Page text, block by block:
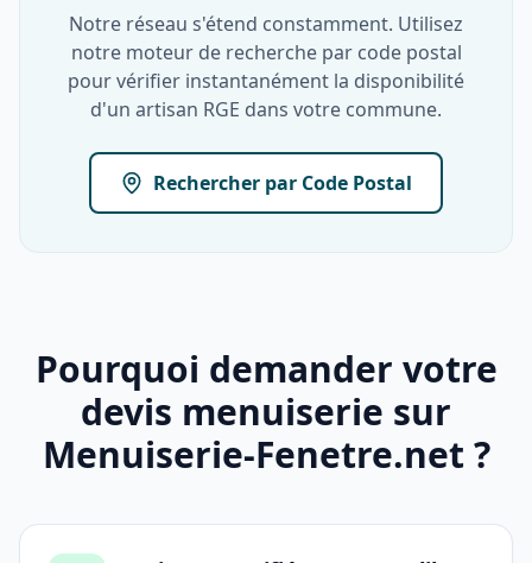
Notre réseau s'étend constamment. Utilisez
notre moteur de recherche par code postal
pour vérifier instantanément la disponibilité
d'un artisan RGE dans votre commune.
Rechercher par Code Postal
Pourquoi demander votre
devis menuiserie sur
Menuiserie-Fenetre.net ?